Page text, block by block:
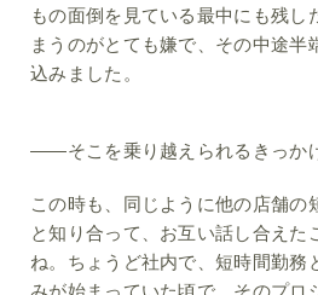
もの面倒を見ている最中にも残し
まうのがとても嫌で、その中途半
込みました。
――そこを乗り越えられるきっか
この時も、同じように他の店舗の
と知り合って、お互い話し合えた
ね。ちょうど社内で、短時間勤務